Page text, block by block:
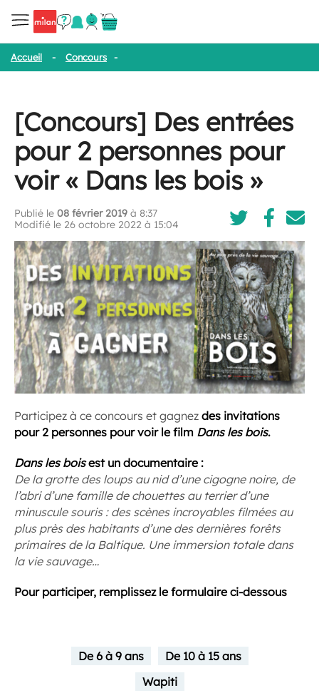
Accueil - Concours -
[Concours] Des entrées
pour 2 personnes pour
voir « Dans les bois »
Publié le 08 février 2019 à 8:37
Modifié le 26 octobre 2022 à 15:04
Participez à ce concours et gagnez des invitations
pour 2 personnes pour voir le film Dans les bois.
Dans les boisest un documentaire :
De la grotte des loups au nid d’une cigogne noire, de
l’abri d’une famille de chouettes au terrier d’une
minuscule souris : des scènes incroyables filmées au
plus près des habitants d’une des dernières forêts
primaires de la Baltique. Une immersion totale dans
la vie sauvage…
Pour participer, remplissez le formulaire ci-dessous
De 6 à 9 ans
De 10 à 15 ans
Wapiti